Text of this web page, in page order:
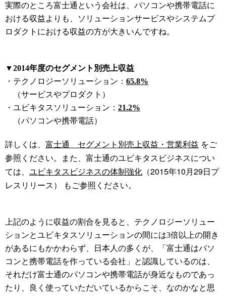
実際のところ富士通という会社は、パソコンや携帯電話に
おける収益よりも、ソリューションサービスやシステムプ
ロダクトにおける収益の方が大きいんですね。
▼2014年度のセグメント別売上収益
・テクノロジーソリューション： 65.8%
（サービスやプロダクト）
・ユビキタスソリューション： 21.2%
（パソコンや携帯電話）
詳しくは、 富士通 セグメント別売上収益・営業利益 をご
参照ください。
また、富士通のユビキタスビジネスについ
ては、 ユビキタスビジネスの体制強化 （2015年10月29日プ
レスリリース） もご参照ください。
上記のように収益の割合を見ると、テクノロジーソリュー
ションとユビキタスソリューションの間には3倍以上の開き
があるにもかかわらず、
日本人の多くが、「富士通はパソ
コンと携帯電話を作っている会社」と認識しているのは、
それだけ富士通のパソコンや携帯電話が身近なものであっ
たり、良く使っていただいているからこそ、なのかなと思